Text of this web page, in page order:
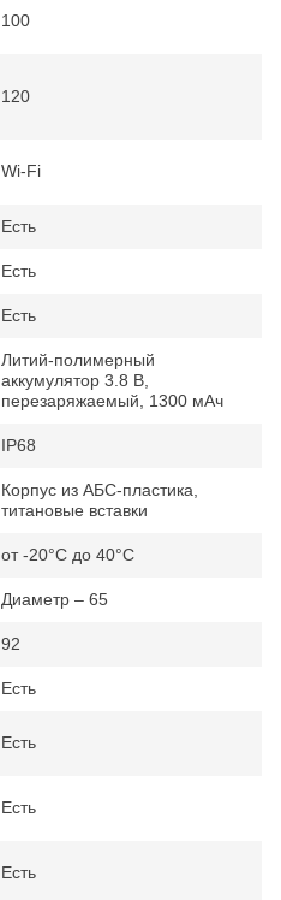
100
120
Wi-Fi
Есть
Есть
Есть
Литий-полимерный
аккумулятор 3.8 В,
перезаряжаемый, 1300 мАч
IP68
Корпус из АБС-пластика,
титановые вставки
от -20°C до 40°C
Диаметр – 65
92
Есть
Есть
Есть
Есть